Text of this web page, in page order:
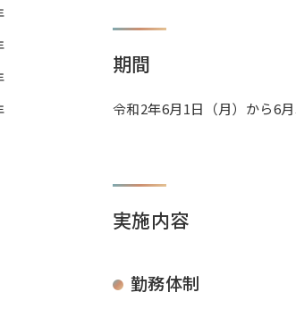
期間
令和2年6月1日（月）から6月
実施内容
勤務体制